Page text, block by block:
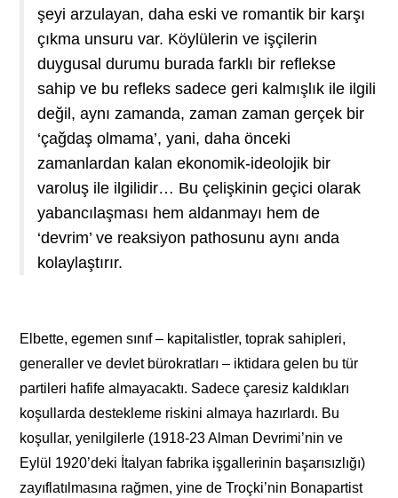
şeyi arzulayan, daha eski ve romantik bir karşı
çıkma unsuru var. Köylülerin ve işçilerin
duygusal durumu burada farklı bir reflekse
sahip ve bu refleks sadece geri kalmışlık ile ilgili
değil, aynı zamanda, zaman zaman gerçek bir
‘çağdaş olmama’, yani, daha önceki
zamanlardan kalan ekonomik-ideolojik bir
varoluş ile ilgilidir… Bu çelişkinin geçici olarak
yabancılaşması hem aldanmayı hem de
‘devrim’ ve reaksiyon pathosunu aynı anda
kolaylaştırır.
Elbette, egemen sınıf – kapitalistler, toprak sahipleri,
generaller ve devlet bürokratları – iktidara gelen bu tür
partileri hafife almayacaktı. Sadece çaresiz kaldıkları
koşullarda destekleme riskini almaya hazırlardı. Bu
koşullar, yenilgilerle (1918-23 Alman Devrimi’nin ve
Eylül 1920’deki İtalyan fabrika işgallerinin başarısızlığı)
zayıflatılmasına rağmen, yine de Troçki’nin Bonapartist